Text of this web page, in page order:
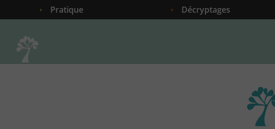
Pratique Décryptages